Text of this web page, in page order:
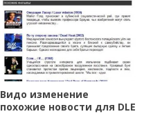
Видо изменение
похожие новости для DLE